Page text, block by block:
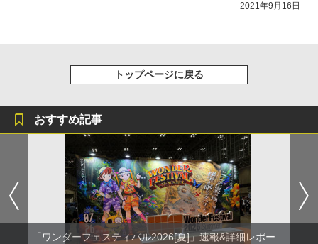
2021年9月16日
トップページに戻る
おすすめ記事
「ワンダーフェスティバル2026[夏]」速報&詳細レポー